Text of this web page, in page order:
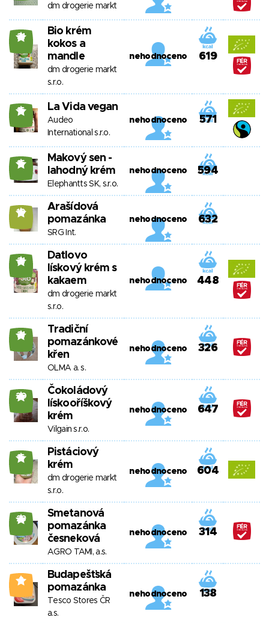
dm drogerie markt
21
Bio krém
kokos a
mandle
dm drogerie markt
s.r.o.
nehodnoceno 619
16 La Vida vegan
Audeo
International s.r.o.
nehodnoceno 571
15
Makový sen -
lahodný krém
Elephantts SK, s.r.o.
nehodnoceno 594
10
Arašídová
pomazánka
SRG Int.
nehodnoceno 632
21
Datlovo
lískový krém s
kakaem
dm drogerie markt
s.r.o.
nehodnoceno 448
21
Tradiční
pomazánkové
křen
OLMA a. s.
nehodnoceno 326
20
Čokoládový
lískooříškový
krém
Vilgain s.r.o.
nehodnoceno 647
16
Pistáciový
krém
dm drogerie markt
s.r.o.
nehodnoceno 604
23
Smetanová
pomazánka
česneková
AGRO TAMI, a.s.
nehodnoceno 314
2
Budapešťská
pomazánka
Tesco Stores ČR
a.s.
nehodnoceno 138